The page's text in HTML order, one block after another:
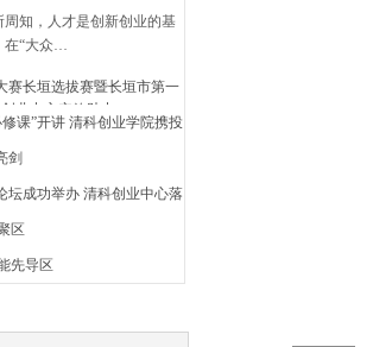
周知，人才是创新创业的基
在“大众…
赛长垣选拔赛暨长垣市第一
业中心实效助力
课”开讲 清科创业学院携投
剑
坛成功举办 清科创业中心落
区
先导区